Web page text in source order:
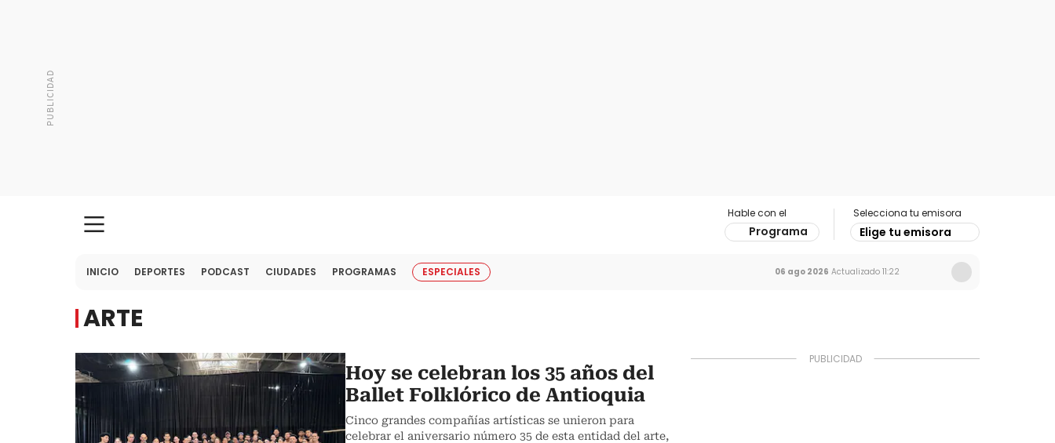
Hable con el
Programa
Selecciona tu emisora
Elige tu emisora
INICIO DEPORTES PODCAST CIUDADES PROGRAMAS ESPECIALES 06 ago 2026 Actualizado 11:22
ARTE
Hoy se celebran los 35 años del
Ballet Folklórico de Antioquia
Cinco grandes compañías artísticas se unieron para
celebrar el aniversario número 35 de esta entidad del arte,